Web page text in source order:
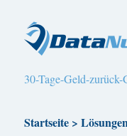
30-Tage-Geld-zurück-
Startseite>